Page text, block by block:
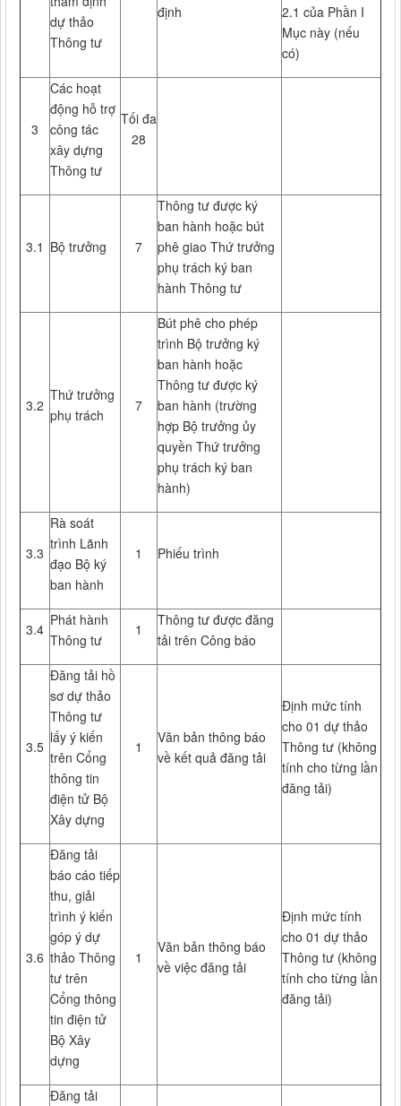
dự thảo
Thông tư
định
2.1 của Phần I
Mục này (nếu
có)
3
Các hoạt
động hỗ trợ
công tác
xây dựng
Thông tư
Tối đa
28
3.1 Bộ trưởng 7
Thông tư được ký
ban hành hoặc bút
phê giao Thứ trưởng
phụ trách ký ban
hành Thông tư
3.2
Thứ trưởng
phụ trách
7
Bút phê cho phép
trình Bộ trưởng ký
ban hành hoặc
Thông tư được ký
ban hành (trường
hợp Bộ trưởng ủy
quyền Thứ trưởng
phụ trách ký ban
hành)
3.3
Rà soát
trình Lãnh
đạo Bộ ký
ban hành
1 Phiếu trình
3.4
Phát hành
Thông tư
1
Thông tư được đăng
tải trên Công báo
3.5
Đăng tải hồ
sơ dự thảo
Thông tư
lấy ý kiến
trên Cổng
thông tin
điện tử Bộ
Xây dựng
1
Văn bản thông báo
về kết quả đăng tải
Định mức tính
cho 01 dự thảo
Thông tư (không
tính cho từng lần
đăng tải)
3.6
Đăng tải
báo cáo tiếp
thu, giải
trình ý kiến
góp ý dự
thảo Thông
tư trên
Cổng thông
tin điện tử
Bộ Xây
dựng
1
Văn bản thông báo
về việc đăng tải
Định mức tính
cho 01 dự thảo
Thông tư (không
tính cho từng lần
đăng tải)
Đăng tải